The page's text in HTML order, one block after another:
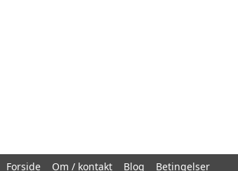
Forside Om / kontakt Blog Betingelser